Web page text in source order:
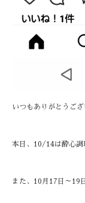
いつもありがとうござ
本日、10/14は酔心調
また、10月17日～19